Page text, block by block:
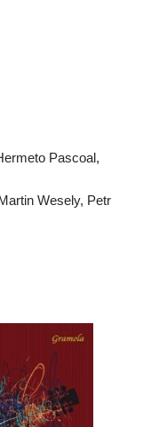
Pascoal,
Wesely, Petr